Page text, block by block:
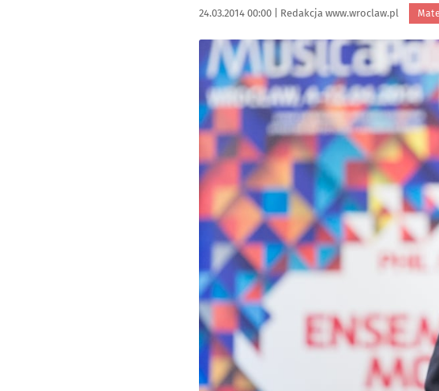
Data publikacji:
24.03.2014 00:00 | Autor:
Redakcja www.wroclaw.pl
Kliknij, aby powiększyć